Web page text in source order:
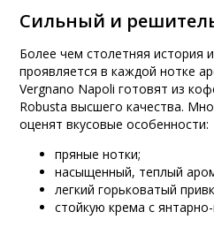
Сильный и
Более чем столетняя история
проявляется в каждой нотке
Vergnano Napoli готовят из
Robusta высшего качества.
оценят вкусовые особенности:
пряные нотки;
насыщенный, теплый
легкий горьковатый
стойкую крема с